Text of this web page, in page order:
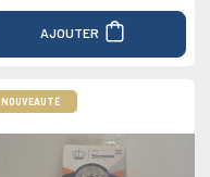
AJOUTER
NOUVEAUTÉ